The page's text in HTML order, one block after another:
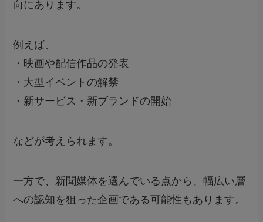
向にあります。
例えば、
・映画や配信作品の発表
・大型イベントの解禁
・新サービス・新ブランドの開始
などが考えられます。
一方で、新聞媒体を選んでいる点から、幅広い層
への認知を狙った企画である可能性もあります。